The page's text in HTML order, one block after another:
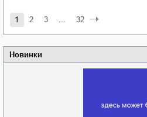
Новинки
1 2 3 ... 32